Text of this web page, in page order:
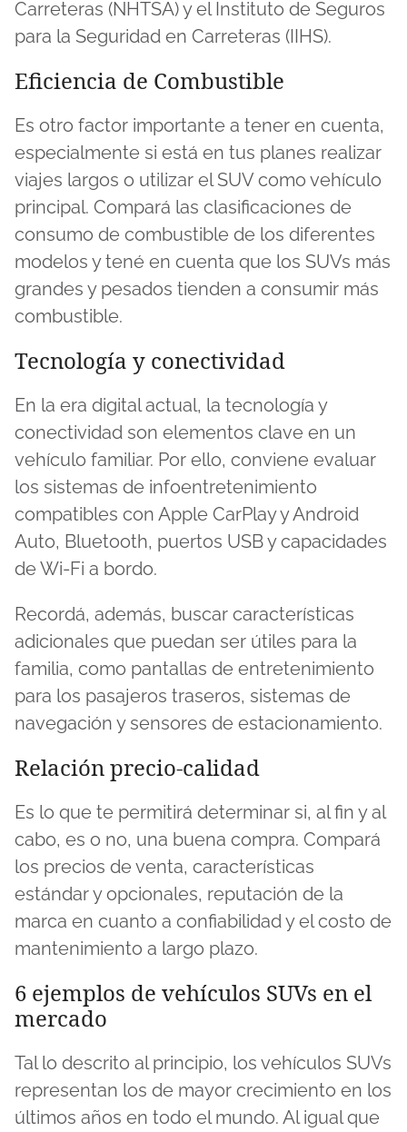
Carreteras (NHTSA) y el Instituto de Seguros
para la Seguridad en Carreteras (IIHS).
Eficiencia de Combustible
Es otro factor importante a tener en cuenta,
especialmente si está en tus planes realizar
viajes largos o utilizar el SUV como vehículo
principal. Compará las clasificaciones de
consumo de combustible de los diferentes
modelos y tené en cuenta que los SUVs más
grandes y pesados ​​tienden a consumir más
combustible.
Tecnología y conectividad
En la era digital actual, la tecnología y
conectividad son elementos clave en un
vehículo familiar. Por ello, conviene evaluar
los sistemas de infoentretenimiento
compatibles con Apple CarPlay y Android
Auto, Bluetooth, puertos USB y capacidades
de Wi-Fi a bordo.
Recordá, además, buscar características
adicionales que puedan ser útiles para la
familia, como pantallas de entretenimiento
para los pasajeros traseros, sistemas de
navegación y sensores de estacionamiento.
Relación precio-calidad
Es lo que te permitirá determinar si, al fin y al
cabo, es o no, una buena compra. Compará
los precios de venta, características
estándar y opcionales, reputación de la
marca en cuanto a confiabilidad y el costo de
mantenimiento a largo plazo.
6 ejemplos de vehículos SUVs en el
mercado
Tal lo descrito al principio, los vehículos SUVs
representan los de mayor crecimiento en los
últimos años en todo el mundo. Al igual que